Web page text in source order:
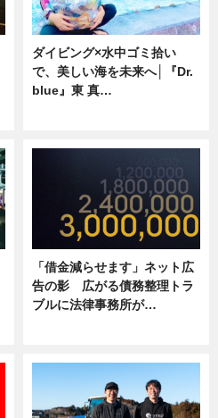
ダイビング×水中ゴミ拾い
で、美しい海を未来へ│『Dr.
blue』東 真…
「借金減らせます」ネット広
告の影 広がる債務整理トラ
ブルに法律事務所が…